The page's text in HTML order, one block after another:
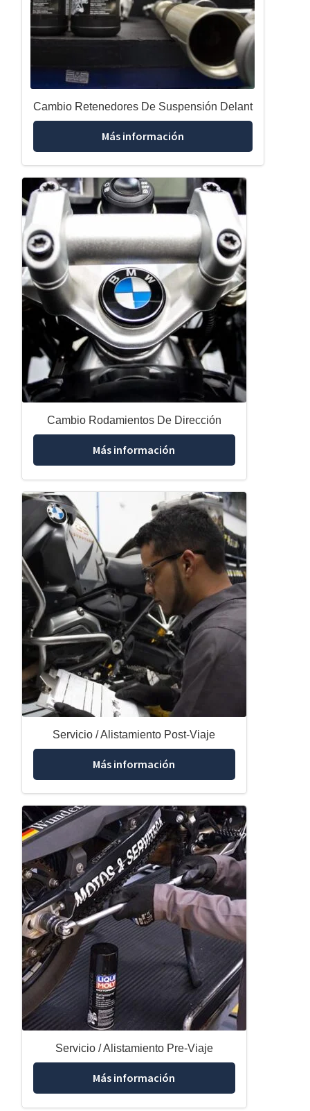
Cambio Retenedores De Suspensión Delant
Más información
Cambio Rodamientos De Dirección
Más información
Servicio / Alistamiento Post-Viaje
Más información
Servicio / Alistamiento Pre-Viaje
Más información